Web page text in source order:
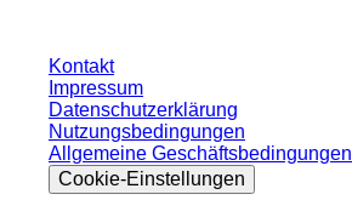
Kontakt
Impressum
Datenschutzerklärung
Nutzungsbedingungen
Allgemeine Geschäftsbedingungen
Cookie-Einstellungen